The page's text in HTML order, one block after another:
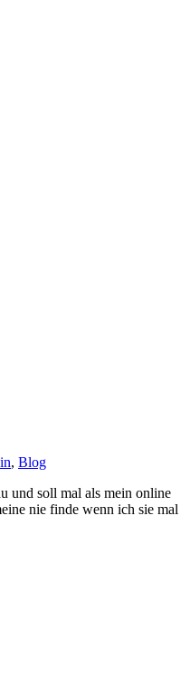
, Blog
und soll mal als mein online
nie finde wenn ich sie mal